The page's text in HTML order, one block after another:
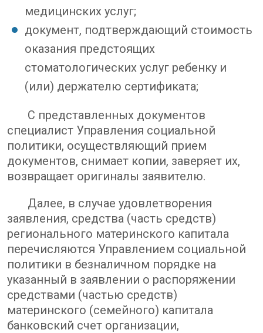
медицинских услуг;
документ, подтверждающий стоимость
оказания предстоящих
стоматологических услуг ребенку и
(или) держателю сертификата;
С представленных документов
специалист Управления социальной
политики, осуществляющий прием
документов, снимает копии, заверяет их,
возвращает оригиналы заявителю.
Далее, в случае удовлетворения
заявления, средства (часть средств)
регионального материнского капитала
перечисляются Управлением социальной
политики в безналичном порядке на
указанный в заявлении о распоряжении
средствами (частью средств)
материнского (семейного) капитала
банковский счет организации,